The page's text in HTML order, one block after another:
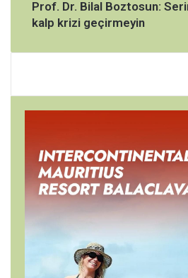
Prof. Dr. Bilal Boztosun:
kalp krizi geçirmeyin